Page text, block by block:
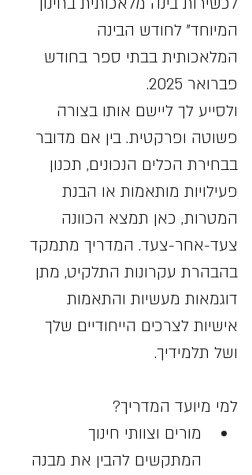
המיוחד” לחודש הבינה
המלאכותית בבתי ספר בחודש
פברואר 2025.
ולסייע לך ליישם אותו בצורה
פשוטה ופרקטית. בין אם מדובר
בבחירת הכלים הנכונים, תכנון
פעילויות מותאמות או הבנת
המטרות, כאן תמצא הכוונה
צעד-אחר-צעד. המדריך מתמקד
בהבהרת עקרונות התלקיט, מתן
דוגמאות מעשיות והתאמות
אישיות לצרכים הייחודיים שלך
ושל תלמידיך.
למי מיועד המדריך?
מורים וצוותי חינוך
המתקשים להבין את מבנה